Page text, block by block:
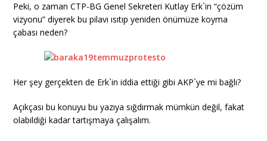
Peki, o zaman CTP-BG Genel Sekreteri Kutlay Erk`in “çözüm
vizyonu” diyerek bu pilavı ısıtıp yeniden önümüze koyma
çabası neden?
Her şey gerçekten de Erk`in iddia ettiği gibi AKP`ye mi bağlı?
Açıkçası bu konuyu bu yazıya sığdırmak mümkün değil, fakat
olabildiği kadar tartışmaya çalışalım.